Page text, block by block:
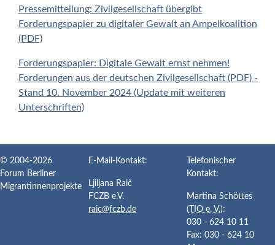
Pressemitteilung: Zivilgesellschaft übergibt
Forderungspapier zu digitaler Gewalt an Ampelkoalition
(PDF)
Forderungspapier: Digitale Gewalt ernst nehmen!
Forderungen aus der deutschen Zivilgesellschaft (PDF) -
Stand 10. November 2024 (Update mit weiteren
Unterschriften)
© 2004-2026
Forum Berliner
Migrantinnenprojekte
E-Mail-Kontakt:
Ljiljana Raič
FCZB e.V.
raic@fczb.de
Telefonischer
Kontakt:
Martina Schöttes
( TIO e. V.):
030 - 624 10 11
Fax: 030 - 624 10